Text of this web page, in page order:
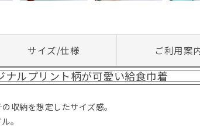
サイズ/仕様 ご利用案
ナルプリント柄が可愛い給食巾着
収納を想定したサイズ感。
。